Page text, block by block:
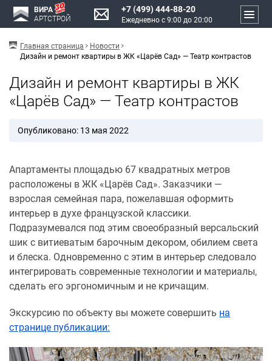
ВИРА
АРТСТРОЙ
+7 (499) 444-88-20
Ежедневно с 9:00 до 20:00
Главная страница
Новости
Дизайн и ремонт квартиры в ЖК «Царёв Сад» — Театр контрастов
Дизайн и ремонт квартиры в ЖК
«Царёв Сад» — Театр контрастов
Опубликовано: 13 мая 2022
Апартаменты площадью 67 квадратных метров
расположены в ЖК «Царёв Сад». Заказчики —
взрослая семейная пара, пожелавшая оформить
интерьер в духе французской классики.
Подразумевался под этим своеобразный версальский
шик с витиеватым барочным декором, обилием света
и блеска. Одновременно с этим в интерьер следовало
интегрировать современные технологии и материалы,
сделать его эргономичным и не кричащим.
Экскурсию по объекту вы можете совершить на
странице публикации: